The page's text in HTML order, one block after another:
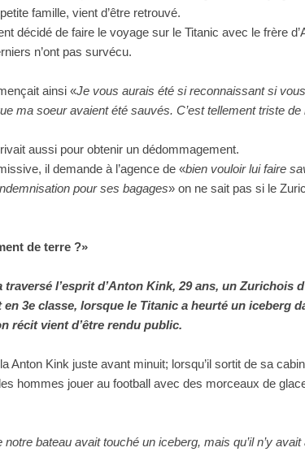
famille, vient d’être retrouvé.
décidé de faire le voyage sur le Titanic avec le frère
n’ont pas survécu.
ainsi «Je vous aurais été si reconnaissant si
ma soeur avaient été sauvés. C’est tellement triste de
aussi pour obtenir un dédommagement.
il demande à l’agence de «bien vouloir lui faire
pour ses bagages» on ne sait pas si le
de terre ?»
traversé l’esprit d’Anton Kink, 29 ans, un Zurichois
en 3e classe, lorsque le Titanic a heurté un iceberg
récit vient d’être rendu public.
Anton Kink juste avant minuit; lorsqu’il sortit de sa
hommes jouer au football avec des morceaux de
notre bateau avait touché un iceberg, mais qu’il n’y